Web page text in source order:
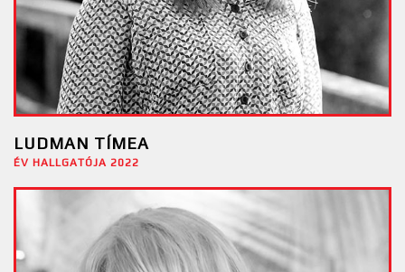
LUDMAN TÍMEA
ÉV HALLGATÓJA 2022